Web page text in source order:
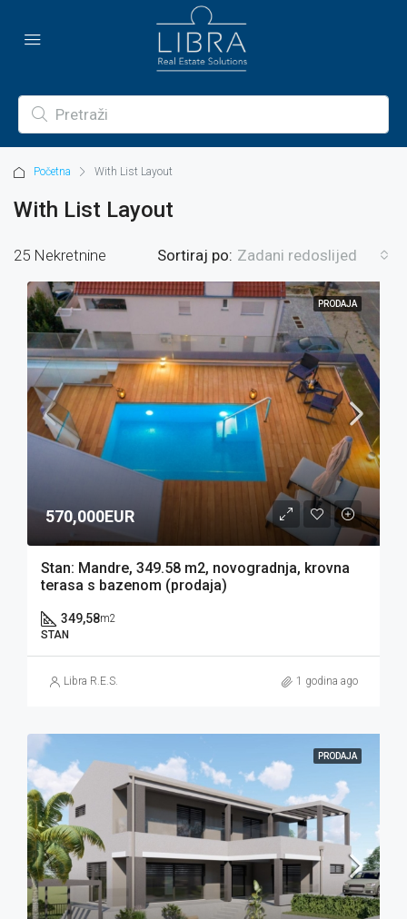
Početna With List Layout
With List Layout
25 Nekretnine Sortiraj po: Zadani redoslijed
PRODAJA
570,000EUR
Stan: Mandre, 349.58 m2, novogradnja, krovna
terasa s bazenom (prodaja)
349,58m2
STAN
Libra R.E.S. 1 godina ago
PRODAJA